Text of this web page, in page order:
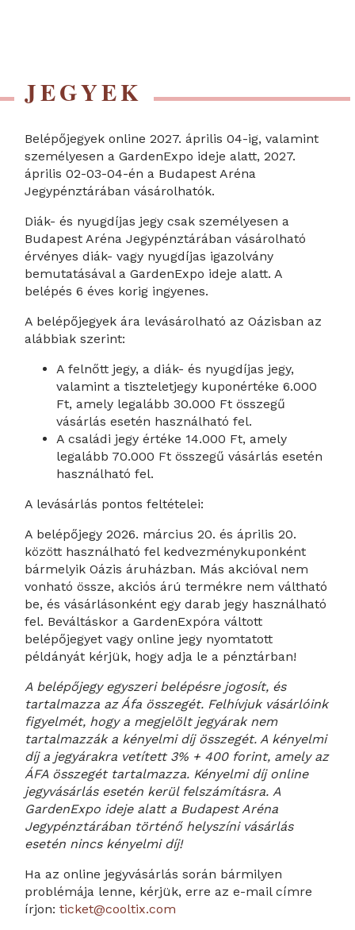
JEGYEK
Belépőjegyek online 2027. április 04-ig, valamint
személyesen a GardenExpo ideje alatt, 2027.
április 02-03-04-én a Budapest Aréna
Jegypénztárában vásárolhatók.
Diák- és nyugdíjas jegy csak személyesen a
Budapest Aréna Jegypénztárában vásárolható
érvényes diák- vagy nyugdíjas igazolvány
bemutatásával a GardenExpo ideje alatt. A
belépés 6 éves korig ingyenes.
A belépőjegyek ára levásárolható az Oázisban az
alábbiak szerint:
A felnőtt jegy, a diák- és nyugdíjas jegy,
valamint a tiszteletjegy kuponértéke 6.000
Ft, amely legalább 30.000 Ft összegű
vásárlás esetén használható fel.
A családi jegy értéke 14.000 Ft, amely
legalább 70.000 Ft összegű vásárlás esetén
használható fel.
A levásárlás pontos feltételei:
A belépőjegy 2026. március 20. és április 20.
között használható fel kedvezménykuponként
bármelyik Oázis áruházban. Más akcióval nem
vonható össze, akciós árú termékre nem váltható
be, és vásárlásonként egy darab jegy használható
fel. Beváltáskor a GardenExpóra váltott
belépőjegyet vagy online jegy nyomtatott
példányát kérjük, hogy adja le a pénztárban!
A belépőjegy egyszeri belépésre jogosít, és
tartalmazza az Áfa összegét. Felhívjuk vásárlóink
figyelmét, hogy a megjelölt jegyárak nem
tartalmazzák a kényelmi díj összegét. A kényelmi
díj a jegyárakra vetített 3% + 400 forint, amely az
ÁFA összegét tartalmazza. Kényelmi díj online
jegyvásárlás esetén kerül felszámításra. A
GardenExpo ideje alatt a Budapest Aréna
Jegypénztárában történő helyszíni vásárlás
esetén nincs kényelmi díj!
Ha az online jegyvásárlás során bármilyen
problémája lenne, kérjük, erre az e-mail címre
írjon:ticket@cooltix.com